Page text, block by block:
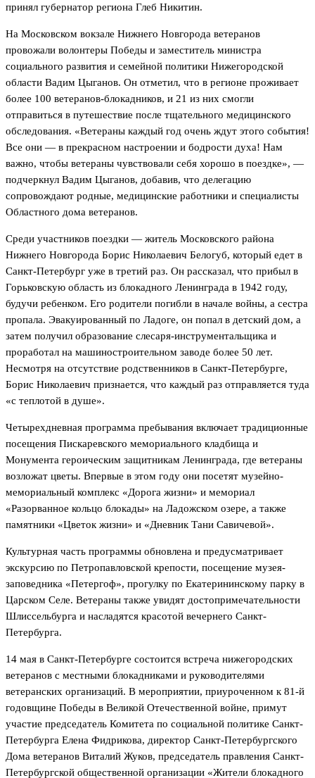
принял губернатор региона Глеб Никитин.
На Московском вокзале Нижнего Новгорода ветеранов
провожали волонтеры Победы и заместитель министра
социального развития и семейной политики Нижегородской
области Вадим Цыганов. Он отметил, что в регионе проживает
более 100 ветеранов-блокадников, и 21 из них смогли
отправиться в путешествие после тщательного медицинского
обследования. «Ветераны каждый год очень ждут этого события!
Все они — в прекрасном настроении и бодрости духа! Нам
важно, чтобы ветераны чувствовали себя хорошо в поездке», —
подчеркнул Вадим Цыганов, добавив, что делегацию
сопровождают родные, медицинские работники и специалисты
Областного дома ветеранов.
Среди участников поездки — житель Московского района
Нижнего Новгорода Борис Николаевич Белогуб, который едет в
Санкт-Петербург уже в третий раз. Он рассказал, что прибыл в
Горьковскую область из блокадного Ленинграда в 1942 году,
будучи ребенком. Его родители погибли в начале войны, а сестра
пропала. Эвакуированный по Ладоге, он попал в детский дом, а
затем получил образование слесаря-инструментальщика и
проработал на машиностроительном заводе более 50 лет.
Несмотря на отсутствие родственников в Санкт-Петербурге,
Борис Николаевич признается, что каждый раз отправляется туда
«с теплотой в душе».
Четырехдневная программа пребывания включает традиционные
посещения Пискаревского мемориального кладбища и
Монумента героическим защитникам Ленинграда, где ветераны
возложат цветы. Впервые в этом году они посетят музейно-
мемориальный комплекс «Дорога жизни» и мемориал
«Разорванное кольцо блокады» на Ладожском озере, а также
памятники «Цветок жизни» и «Дневник Тани Савичевой».
Культурная часть программы обновлена и предусматривает
экскурсию по Петропавловской крепости, посещение музея-
заповедника «Петергоф», прогулку по Екатерининскому парку в
Царском Селе. Ветераны также увидят достопримечательности
Шлиссельбурга и насладятся красотой вечернего Санкт-
Петербурга.
14 мая в Санкт-Петербурге состоится встреча нижегородских
ветеранов с местными блокадниками и руководителями
ветеранских организаций. В мероприятии, приуроченном к 81-й
годовщине Победы в Великой Отечественной войне, примут
участие председатель Комитета по социальной политике Санкт-
Петербурга Елена Фидрикова, директор Санкт-Петербургского
Дома ветеранов Виталий Жуков, председатель правления Санкт-
Петербургской общественной организации «Жители блокадного